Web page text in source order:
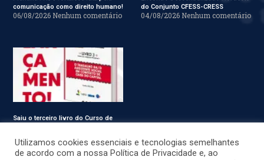
comunicação como direito humano!
06/08/2026 Nenhum comentário
do Conjunto CFESS-CRESS
04/08/2026 Nenhum comentário
Saiu o terceiro livro do Curso de
Utilizamos cookies essenciais e tecnologias semelhantes
de acordo com a nossa Política de Privacidade e, ao